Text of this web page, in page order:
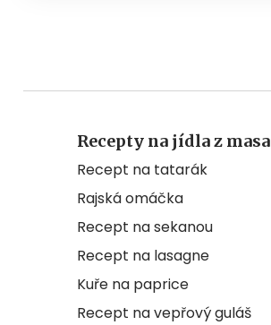
Recepty na jídla z masa
Recept na tatarák
Rajská omáčka
Recept na sekanou
Recept na lasagne
Kuře na paprice
Recept na vepřový guláš